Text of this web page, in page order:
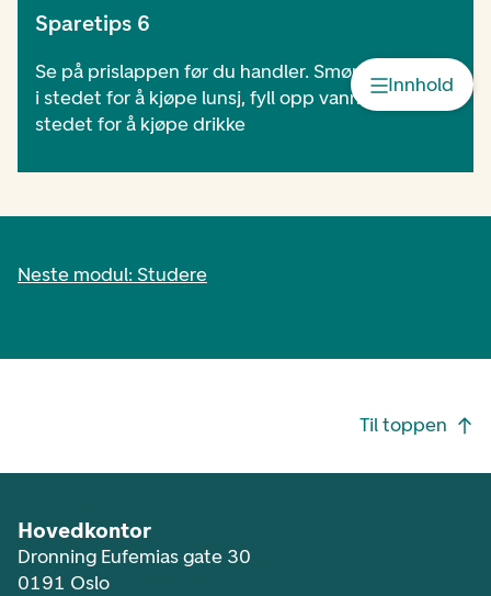
Innhold
Sparetips 6
Se på prislappen før du handler. Smør matpakke
i stedet for å kjøpe lunsj, fyll opp vannflasken i
stedet for å kjøpe drikke
Neste modul: Studere
Til toppen
Hovedkontor
Dronning Eufemias gate 30
0191 Oslo